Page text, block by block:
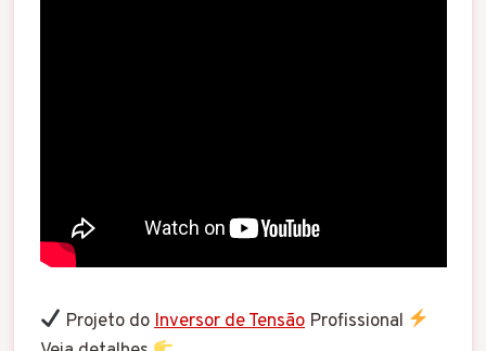
Projeto doInversor de Tensão Profissional